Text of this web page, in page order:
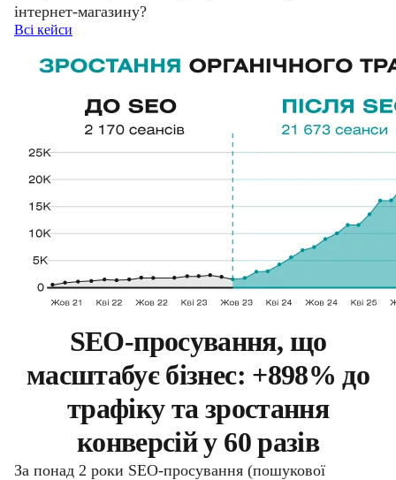
інтернет-магазину?
Всі кейси
SEO-просування, що
масштабує бізнес: +898% до
трафіку та зростання
конверсій у 60 разів
За понад 2 роки SEO-просування (пошукової